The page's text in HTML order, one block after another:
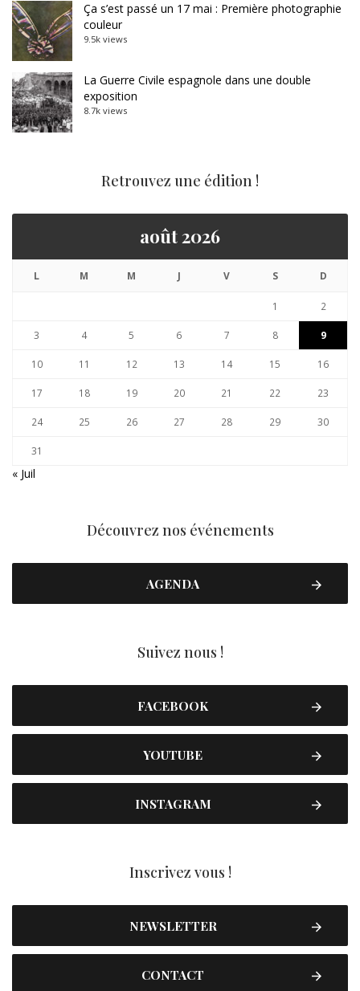
Ça s’est passé un 17 mai : Première photographie
couleur
9.5k views
La Guerre Civile espagnole dans une double
exposition
8.7k views
Retrouvez une édition !
août 2026
L M M J V S D
1 2
3 4 5 6 7 8 9
10 11 12 13 14 15 16
17 18 19 20 21 22 23
24 25 26 27 28 29 30
31
« Juil
Découvrez nos événements
AGENDA
Suivez nous !
FACEBOOK
YOUTUBE
INSTAGRAM
Inscrivez vous !
NEWSLETTER
CONTACT